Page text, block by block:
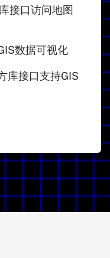
接口访问地图
数据可视化
库接口支持GIS